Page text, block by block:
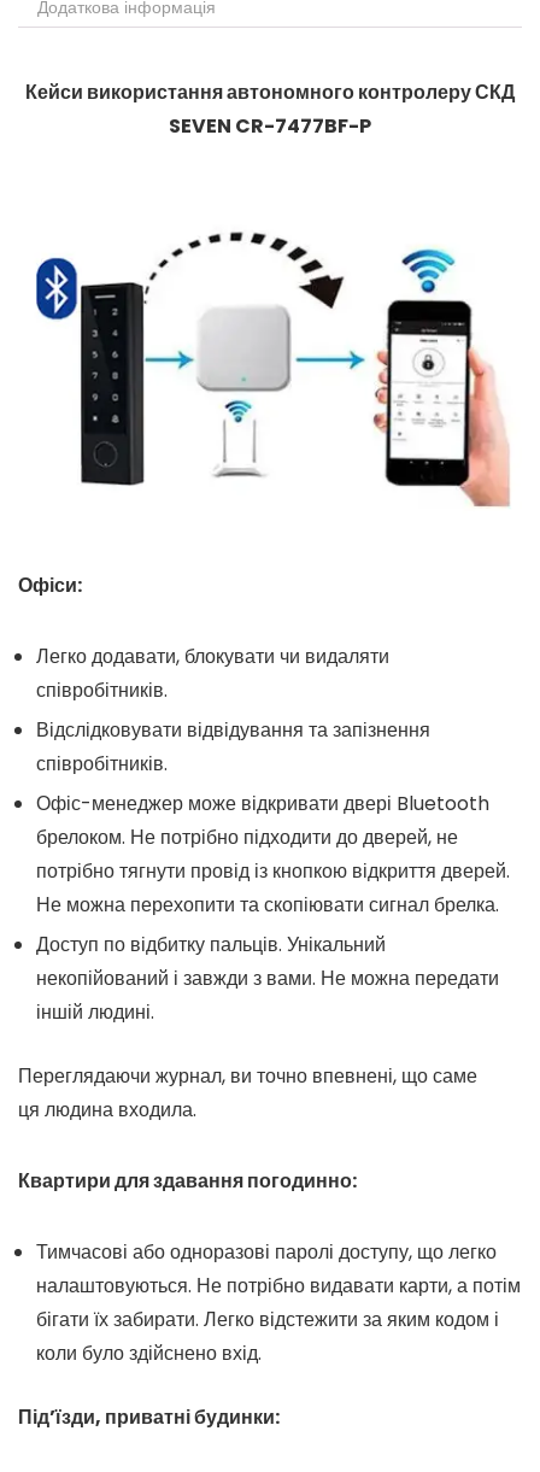
Додаткова інформація
Кейси використання автономного контролеру СКД
SEVEN CR-7477BF-P
Офіси:
Легко додавати, блокувати чи видаляти
співробітників.
Відслідковувати відвідування та запізнення
співробітників.
Офіс-менеджер може відкривати двері Bluetooth
брелоком. Не потрібно підходити до дверей, не
потрібно тягнути провід із кнопкою відкриття дверей.
Не можна перехопити та скопіювати сигнал брелка.
Доступ по відбитку пальців. Унікальний
некопійований і завжди з вами. Не можна передати
іншій людині.
Переглядаючи журнал, ви точно впевнені, що саме
ця людина входила.
Квартири для здавання погодинно:
Тимчасові або одноразові паролі доступу, що легко
налаштовуються. Не потрібно видавати карти, а потім
бігати їх забирати. Легко відстежити за яким кодом і
коли було здійснено вхід.
Під’їзди, приватні будинки: